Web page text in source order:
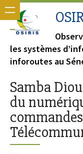
les systèmes
inforoutes au
Samba
du